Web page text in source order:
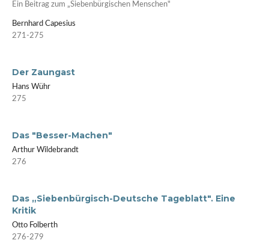
Ein Beitrag zum „Siebenbürgischen Menschen"
Bernhard Capesius
271-275
Der Zaungast
Hans Wühr
275
Das "Besser-Machen"
Arthur Wildebrandt
276
Das „Siebenbürgisch-Deutsche Tageblatt". Eine
Kritik
Otto Folberth
276-279